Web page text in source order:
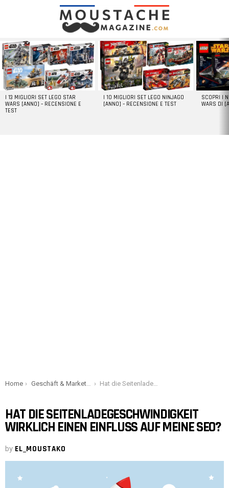
LATEST
STORIES
I 13 MIGLIORI SET LEGO STAR
WARS [ANNO] – RECENSIONE E
TEST
I 10 MIGLIORI SET LEGO NINJAGO
[ANNO] – RECENSIONE E TEST
SCOPRI I
WARS DI
You are here:
Home Geschäft & Marketing Hat die Seitenladegeschwindigkeit wirklich einen Einfluss auf meine SEO?
HAT DIE SEITENLADEGESCHWINDIGKEIT
WIRKLICH EINEN EINFLUSS AUF MEINE SEO?
by EL_MOUSTAKO